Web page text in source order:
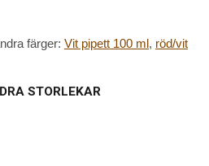
färger: Vit pipett 100 ml, röd/vit
STORLEKAR